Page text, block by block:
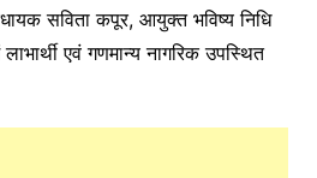
सविता कपूर, आयुक्त भविष्य निधि
एवं गणमान्य नागरिक उपस्थित